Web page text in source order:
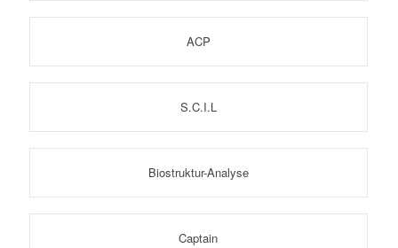
ACP
S.C.I.L
Biostruktur-Analyse
Captain